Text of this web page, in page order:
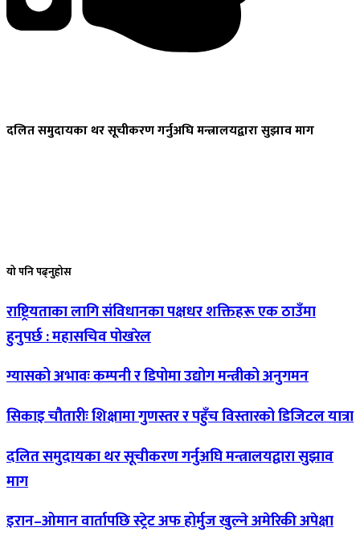
दलितसमुदायका थर सूचीकरण गर्नुअघि मन्त्रालयद्वारा सुझाव माग
योपनि पढ्नुहोस
राष्ट्रियताकालागि संविधानका पक्षधर शक्तिहरू एक ठाउँमा
हुनुपर्छ : महासचिव पोखरेल
ग्यासकोअभावः कम्पनी र डिपोमा उद्योग मन्त्रीको अनुगमन
सिकाइचौतारीः शिक्षामा गुणस्तर र पहुँच विस्तारको डिजिटल यात्रा
दलितसमुदायका थर सूचीकरण गर्नुअघि मन्त्रालयद्वारा सुझाव
माग
इरान–ओमानवार्तापछि स्ट्रेट अफ होर्मुज खुल्ने अमेरिकी अपेक्षा